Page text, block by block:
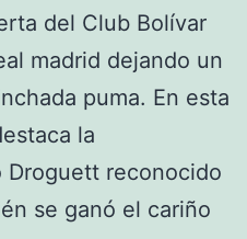
del Club Bolívar
madrid dejando un
puma. En esta
la
reconocido
se ganó el cariño